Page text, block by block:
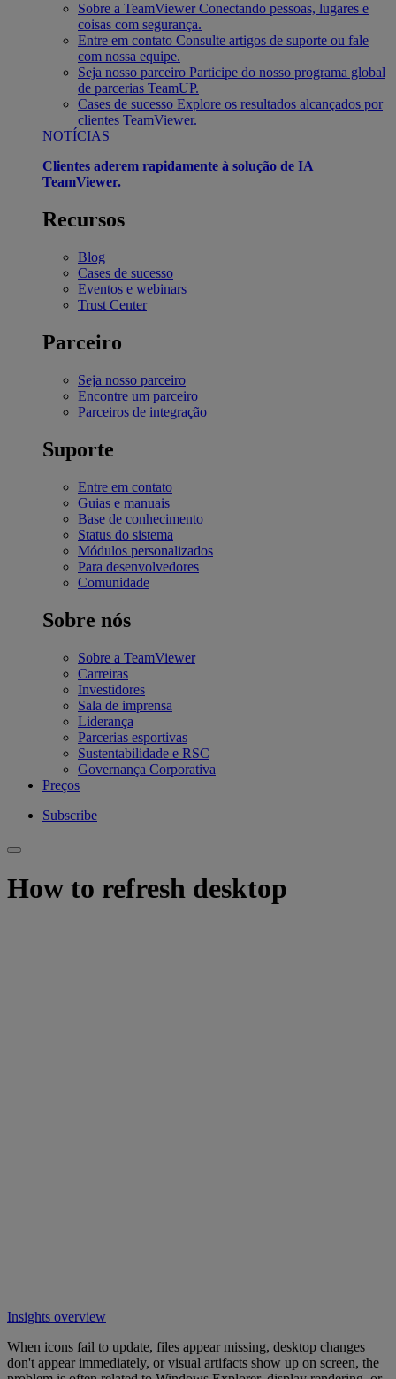
Sobre a TeamViewer Conectando pessoas, lugares e
coisas com segurança.
Entre em contato Consulte artigos de suporte ou fale
com nossa equipe.
Seja nosso parceiro Participe do nosso programa global
de parcerias TeamUP.
Cases de sucesso Explore os resultados alcançados por
clientes TeamViewer.
NOTÍCIAS
Clientes aderem rapidamente à solução de IA
TeamViewer.
Recursos
Blog
Cases de sucesso
Eventos e webinars
Trust Center
Parceiro
Seja nosso parceiro
Encontre um parceiro
Parceiros de integração
Suporte
Entre em contato
Guias e manuais
Base de conhecimento
Status do sistema
Módulos personalizados
Para desenvolvedores
Comunidade
Sobre nós
Sobre a TeamViewer
Carreiras
Investidores
Sala de imprensa
Liderança
Parcerias esportivas
Sustentabilidade e RSC
Governança Corporativa
Preços
Subscribe
How to refresh desktop
Insights overview
When icons fail to update, files appear missing, desktop changes
don't appear immediately, or visual artifacts show up on screen, the